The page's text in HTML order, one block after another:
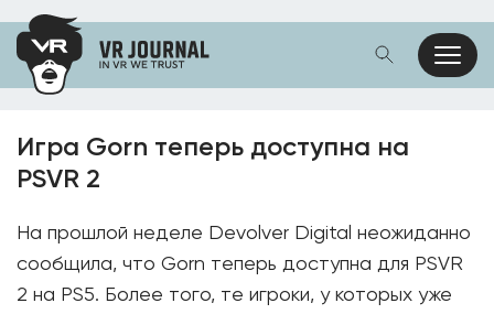
Игра Gorn теперь доступна на
PSVR 2
На прошлой неделе Devolver Digital неожиданно
сообщила, что Gorn теперь доступна для PSVR
2 на PS5. Более того, те игроки, у которых уже